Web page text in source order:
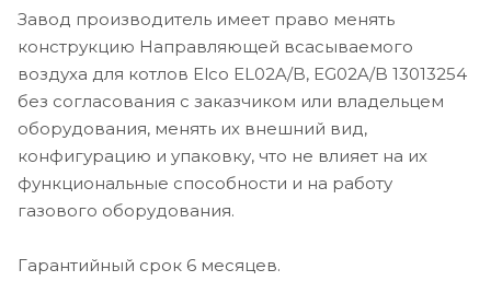
Завод производитель имеет право менять
конструкцию Направляющей всасываемого
воздуха для котлов Elco EL02A/B, EG02A/B 13013254
без согласования с заказчиком или владельцем
оборудования, менять их внешний вид,
конфигурацию и упаковку, что не влияет на их
функциональные способности и на работу
газового оборудования.
Гарантийный срок 6 месяцев.